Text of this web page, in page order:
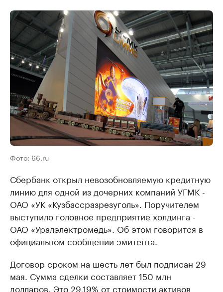
Фото: 66.ru
Сбербанк открыл невозобновляемую кредитную
линию для одной из дочерних компаний УГМК -
ОАО «УК «Кузбассразрезуголь». Поручителем
выступило головное предприятие холдинга -
ОАО «Уралэлектромедь». Об этом говорится в
официальном сообщении эмитента.
Договор сроком на шесть лет был подписан 29
мая. Сумма сделки составляет 150 млн
долларов. Это 29,19% от стоимости активов